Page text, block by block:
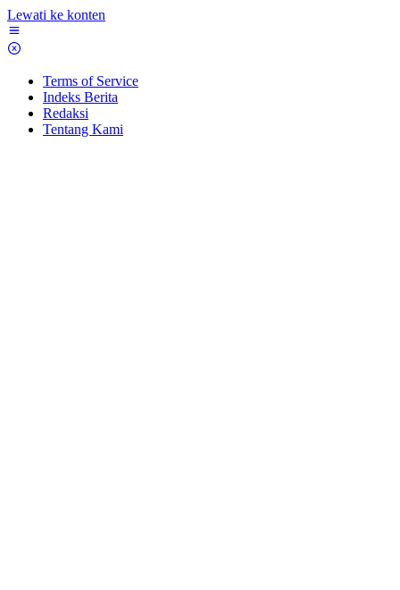
Lewati ke konten
Terms of Service
Indeks Berita
Redaksi
Tentang Kami